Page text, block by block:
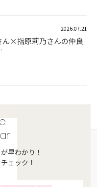
2026.07.21
ん×指原莉乃さんの仲良
早わかり！
ェック！